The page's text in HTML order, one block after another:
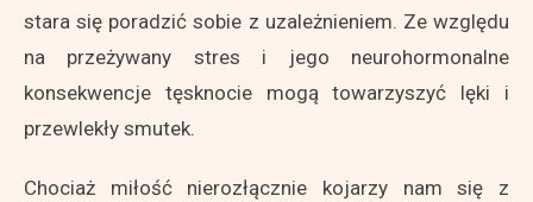
stara się poradzić sobie z uzależnieniem. Ze względu
na przeżywany stres i jego neurohormonalne
konsekwencje tęsknocie mogą towarzyszyć lęki i
przewlekły smutek.
Chociaż miłość nierozłącznie kojarzy nam się z